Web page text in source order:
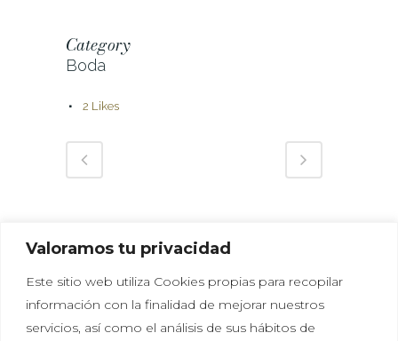
Valoramos tu privacidad
Este sitio web utiliza Cookies propias para recopilar
información con la finalidad de mejorar nuestros
servicios, así como el análisis de sus hábitos de
Category
Boda
2 Likes